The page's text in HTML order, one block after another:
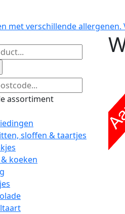
met verschillende
assortiment
sloffen & taartjes
& koeken